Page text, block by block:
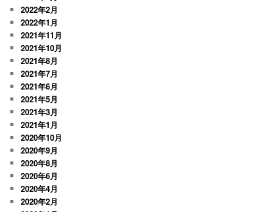
2022年2月
2022年1月
2021年11月
2021年10月
2021年8月
2021年7月
2021年6月
2021年5月
2021年3月
2021年1月
2020年10月
2020年9月
2020年8月
2020年6月
2020年4月
2020年2月